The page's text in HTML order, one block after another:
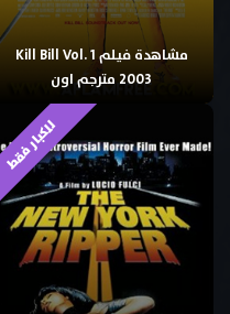
مشاهدة فيلم Kill Bill Vol. 1
2003 مترجم اون
للكبار فقط